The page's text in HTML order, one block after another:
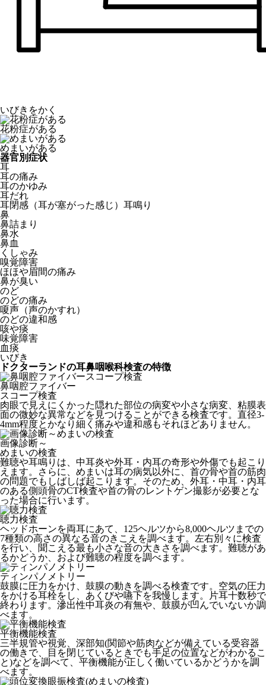
いびきをかく
花粉症がある
めまいがある
器官別症状
耳
耳の痛み
耳のかゆみ
耳だれ
耳閉感（耳が塞がった感じ）耳鳴り
鼻
鼻詰まり
鼻水
鼻血
くしゃみ
嗅覚障害
ほほや眉間の痛み
鼻が臭い
のど
のどの痛み
嗄声（声のかすれ）
のどの違和感
咳や痰
味覚障害
血痰
いびき
ドクターランドの耳鼻咽喉科検査の特徴
鼻咽腔ファイバー
スコープ検査
肉眼で見えにくかった隠れた部位の病変や小さな病変、粘膜表
面の微妙な異常などを見つけることができる検査です。直径3-
4mm程度とかなり細く痛みや違和感もそれほどありません。
画像診断～
めまいの検査
難聴や耳鳴りは、中耳炎や外耳・内耳の奇形や外傷でも起こり
えます。さらに、めまいは耳の病気以外に、首の骨や首の筋肉
の問題でもしばしば起こります。そのため、外耳・中耳・内耳
のある側頭骨のCT検査や首の骨のレントゲン撮影が必要とな
った場合に行います。
聴力検査
ヘッドホーンを両耳にあて、125ヘルツから8,000ヘルツまでの
7種類の高さの異なる音のきこえを調べます。左右別々に検査
を行い、聞こえる最も小さな音の大きさを調べます。難聴があ
るかどうか、および難聴の程度を調べます。
ティンパノメトリー
鼓膜に圧力をかけ、鼓膜の動きを調べる検査です。空気の圧力
をかける耳栓をし、あくびや嚥下を我慢します。片耳十数秒で
終わります。滲出性中耳炎の有無や、鼓膜が凹んでいないか調
べます。
平衡機能検査
三半規管や視覚、深部知(関節や筋肉などが備えている受容器
の働きで、目を閉じているときでも手足の位置などがわかるこ
と)などを調べて、平衡機能が正しく働いているかどうかを調
べます。